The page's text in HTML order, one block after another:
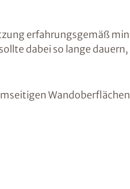
erfahrungsgemäß
dabei so lange dauern,